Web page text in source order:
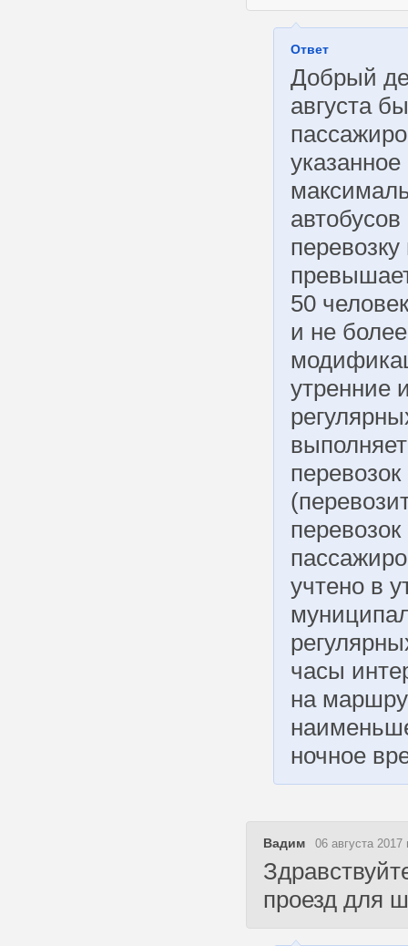
Ответ
Добрый
августа
50
и не
утренние
учтено в
часы
на
ночное
Вадим 06 августа 2017
проезд для